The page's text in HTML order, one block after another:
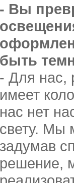
- Вы
быть
- Для нас,
имеет
нас нет
свету. Мы
задумав
решение,